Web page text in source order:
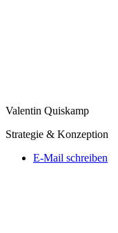
Valentin Quiskamp
Strategie & Konzeption
E-Mail schreiben